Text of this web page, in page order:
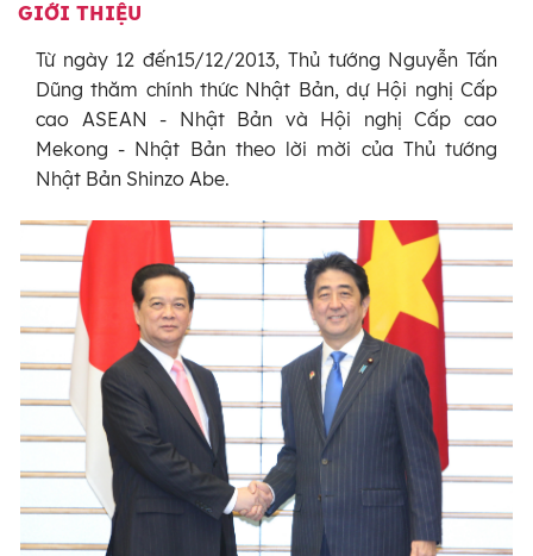
GIỚI THIỆU
Từ ngày 12 đến15/12/2013, Thủ tướng Nguyễn Tấn
Dũng thăm chính thức Nhật Bản, dự Hội nghị Cấp
cao ASEAN - Nhật Bản và Hội nghị Cấp cao
Mekong - Nhật Bản theo lời mời của Thủ tướng
Nhật Bản Shinzo Abe.